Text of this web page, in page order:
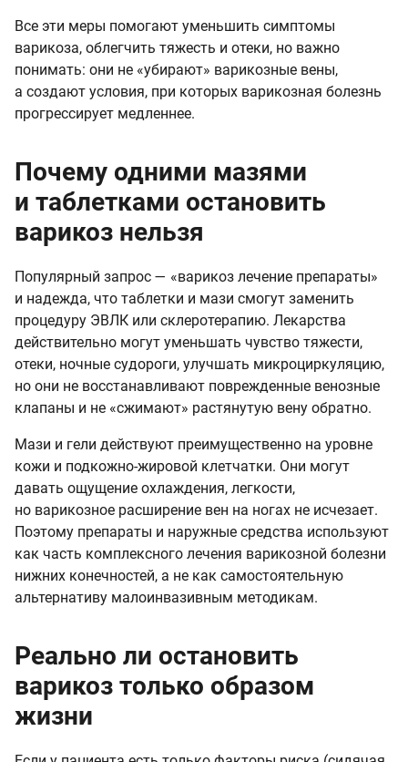
Все эти меры помогают уменьшить симптомы
варикоза, облегчить тяжесть и отеки, но важно
понимать: они не «убирают» варикозные вены,
а создают условия, при которых варикозная болезнь
прогрессирует медленнее.
Почему одними мазями
и таблетками остановить
варикоз нельзя
Популярный запрос — «варикоз лечение препараты»
и надежда, что таблетки и мази смогут заменить
процедуру ЭВЛК или склеротерапию. Лекарства
действительно могут уменьшать чувство тяжести,
отеки, ночные судороги, улучшать микроциркуляцию,
но они не восстанавливают поврежденные венозные
клапаны и не «сжимают» растянутую вену обратно.
Мази и гели действуют преимущественно на уровне
кожи и подкожно-жировой клетчатки. Они могут
давать ощущение охлаждения, легкости,
но варикозное расширение вен на ногах не исчезает.
Поэтому препараты и наружные средства используют
как часть комплексного лечения варикозной болезни
нижних конечностей, а не как самостоятельную
альтернативу малоинвазивным методикам.
Реально ли остановить
варикоз только образом
жизни